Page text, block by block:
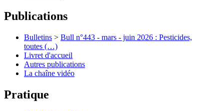
Publications
Bulletins > Bull n°443 - mars - juin 2026 : Pesticides,
toutes (…)
Livret d'accueil
Autres publications
La chaîne vidéo
Pratique